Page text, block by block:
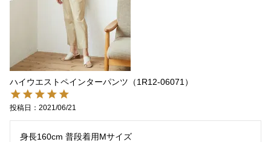
ハイウエストペインターパンツ（1R12-06071）
投稿日 2021/06/21
身長160cm 普段着用Mサイズ